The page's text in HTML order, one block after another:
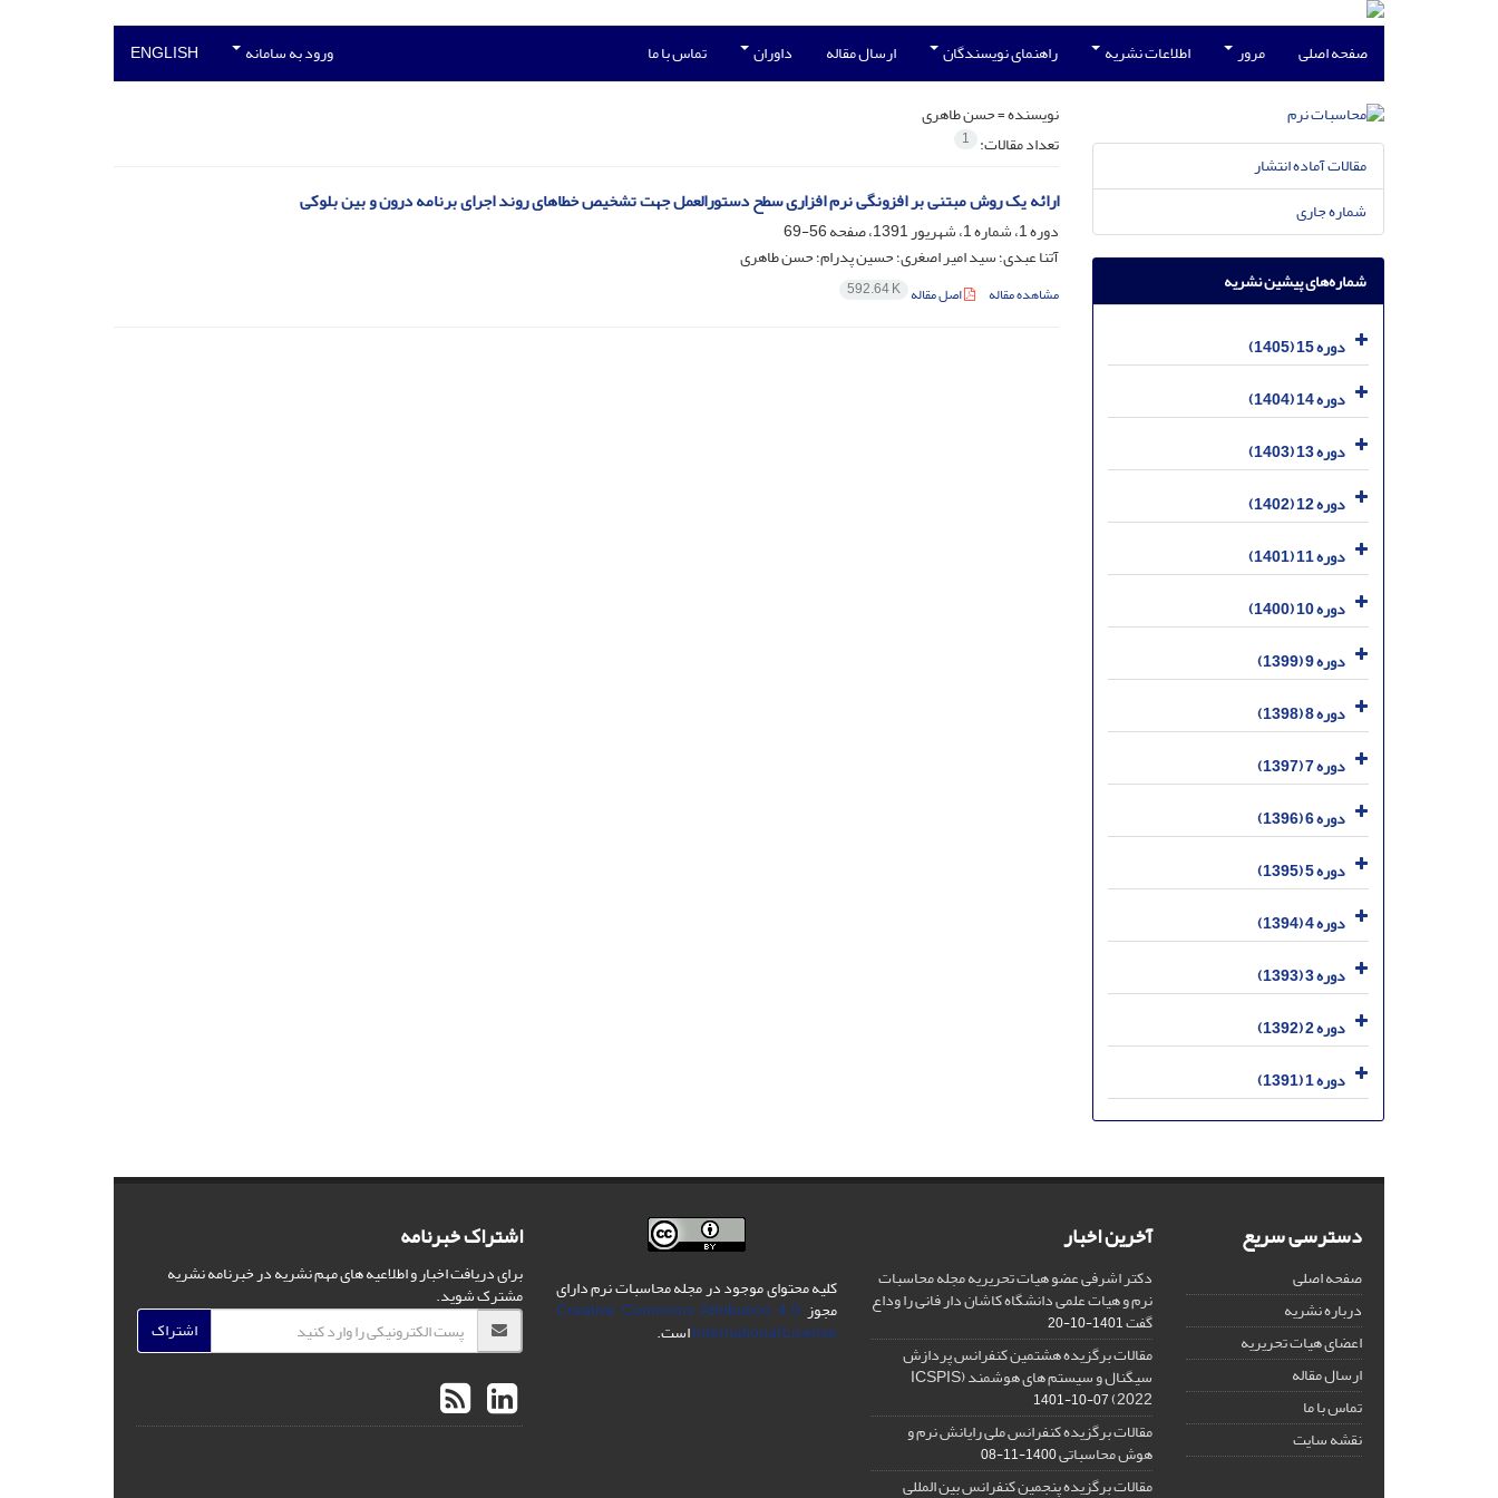
صفحه اصلی مرور اطلاعات نشریه راهنمای نویسندگان ارسال مقاله داوران تماس با ما ورود به سامانه ENGLISH
نویسنده =حسن طاهری
تعداد مقالات: 1
ارائه یک روش مبتنی بر افزونگی نرم­ افزاری سطح دستورالعمل جهت تشخیص خطاهای روند اجرای برنامه درون و بین بلوکی
دوره 1، شماره 1، شهریور 1391، صفحه
56-69
آتنا عبدی؛ سید امیر اصغری؛ حسین پدرام؛ حسن طاهری
مشاهده مقاله اصل مقاله 592.64 K
مقالات آماده انتشار
شماره جاری
شماره‌های پیشین نشریه
دوره 15 (1405)
دوره 14 (1404)
دوره 13 (1403)
دوره 12 (1402)
دوره 11 (1401)
دوره 10 (1400)
دوره 9 (1399)
دوره 8 (1398)
دوره 7 (1397)
دوره 6 (1396)
دوره 5 (1395)
دوره 4 (1394)
دوره 3 (1393)
دوره 2 (1392)
دوره 1 (1391)
دسترسی سریع
صفحه اصلی
درباره نشریه
اعضای هیات تحریریه
ارسال مقاله
تماس با ما
نقشه سایت
آخرین اخبار
دکتر اشرفی عضو هیات تحریریه مجله محاسبات
نرم و هیات علمی دانشگاه کاشان دار فانی را وداع
گفت1401-10-20
مقالات برگزیده هشتمین کنفرانس پردازش
سیگنال و سیستم های هوشمند (ICSPIS
2022)
1401-10-07
مقالات برگزیده کنفرانس ملی رایانش نرم و
هوش محاسباتی1400-11-08
مقالات برگزیده پنجمین کنفرانس بین المللی
کلیه محتوای موجود در مجله محاسبات نرم دارای
مجوز Creative Commons Attribution 4.0
International Licenseاست.
اشتراک خبرنامه
برای دریافت اخبار و اطلاعیه های مهم نشریه در خبرنامه نشریه
مشترک شوید.
اشتراک